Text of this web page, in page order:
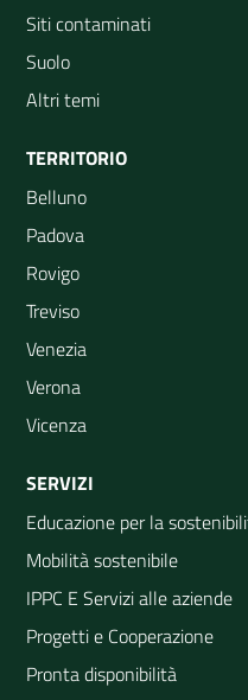
Siti contaminati
Suolo
Altri temi
TERRITORIO
Belluno
Padova
Rovigo
Treviso
Venezia
Verona
Vicenza
SERVIZI
Educazione per la
Mobilità sostenibile
IPPC E Servizi alle aziende
Progetti e Cooperazione
Pronta disponibilità